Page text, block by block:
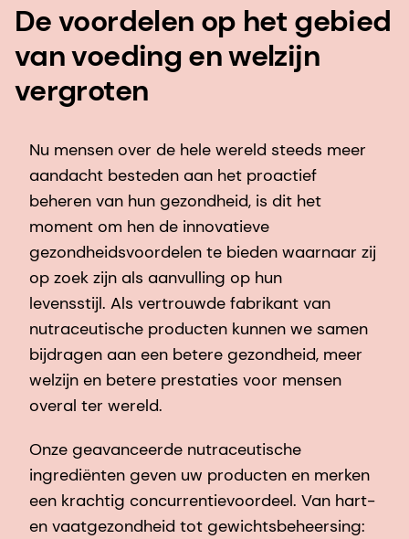
De voordelen op het gebied
van voeding en welzijn
vergroten
Nu mensen over de hele wereld steeds meer
aandacht besteden aan het proactief
beheren van hun gezondheid, is dit het
moment om hen de innovatieve
gezondheidsvoordelen te bieden waarnaar zij
op zoek zijn als aanvulling op hun
levensstijl. Als vertrouwde fabrikant van
nutraceutische producten kunnen we samen
bijdragen aan een betere gezondheid, meer
welzijn en betere prestaties voor mensen
overal ter wereld.
Onze geavanceerde nutraceutische
ingrediënten geven uw producten en merken
een krachtig concurrentievoordeel. Van hart-
en vaatgezondheid tot gewichtsbeheersing: